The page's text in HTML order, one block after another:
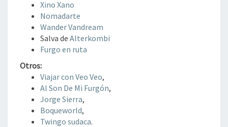
Xino Xano
Nomadarte
Wander Vandream
Salva de Alterkombi
Furgo en ruta
Otros:
Viajar con Veo Veo,
Al Son De Mi Furgón,
Jorge Sierra,
Boqueworld,
Twingo sudaca.